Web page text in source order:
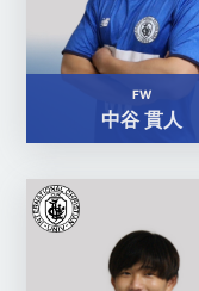
FW
中谷 貫人